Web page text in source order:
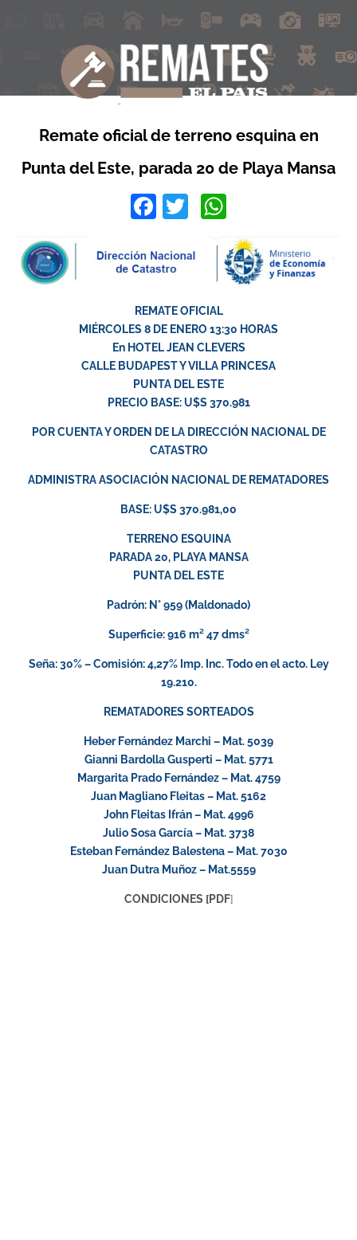
Remate oficial de terreno esquina en
Punta del Este, parada 20 de Playa Mansa
Facebook
Twitter
REMATE OFICIAL
MIÉRCOLES 8 DE ENERO 13:30 HORAS
En HOTEL JEAN CLEVERS
CALLE BUDAPEST Y VILLA PRINCESA
PUNTA DEL ESTE
PRECIO BASE: U$S 370.981
POR CUENTA Y ORDEN DE LA DIRECCIÓN NACIONAL DE
CATASTRO
ADMINISTRA ASOCIACIÓN NACIONAL DE REMATADORES
BASE: U$S 370.981,00
TERRENO ESQUINA
PARADA 20, PLAYA MANSA
PUNTA DEL ESTE
Padrón: N° 959 (Maldonado)
Superficie: 916 m² 47 dms²
Seña: 30% – Comisión: 4,27% Imp. Inc. Todo en el acto. Ley
19.210.
REMATADORES SORTEADOS
Heber Fernández Marchi – Mat. 5039
Gianni Bardolla Gusperti – Mat. 5771
Margarita Prado Fernández – Mat. 4759
Juan Magliano Fleitas – Mat. 5162
John Fleitas Ifrán – Mat. 4996
Julio Sosa García – Mat. 3738
Esteban Fernández Balestena – Mat. 7030
Juan Dutra Muñoz – Mat.5559
CONDICIONES [PDF]